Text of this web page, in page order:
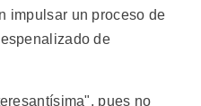
impulsar un proceso de
de
pues no